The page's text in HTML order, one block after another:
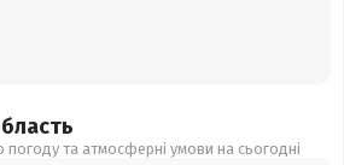
погоду та атмосферні умови на сьогодні